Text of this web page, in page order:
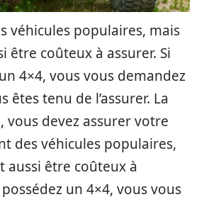
véhicules populaires, mais
être coûteux à assurer. Si
4×4, vous vous demandez
êtes tenu de l’assurer. La
vous devez assurer votre
des véhicules populaires,
aussi être coûteux à
un 4×4, vous vous